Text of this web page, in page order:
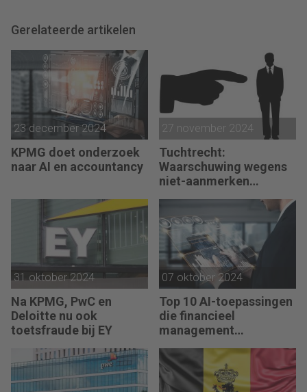
Gerelateerde artikelen
23 december 2024
KPMG doet onderzoek
naar AI en accountancy
27 november 2024
Tuchtrecht:
Waarschuwing wegens
niet-aanmerken
aangelegenheid’
31 oktober 2024
Na KPMG, PwC en
Deloitte nu ook
toetsfraude bij EY
07 oktober 2024
Top 10 AI-toepassingen
die financieel
management